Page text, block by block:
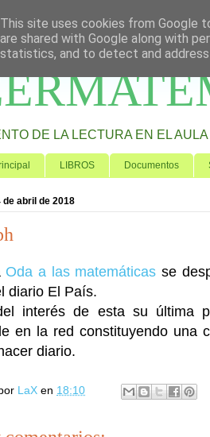
DE LA LECTURA EN EL
LIBROS Documentos
abril de 2018
Oda a las matemáticas se
diario El País.
interés de esta su última
en la red constituyendo una
diario.
LaX en 18:10
This site uses cookies from Google
are shared with Google along with
statistics, and to detect and address